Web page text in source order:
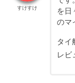
すけすけ
を日
のマ
タイ
レビ